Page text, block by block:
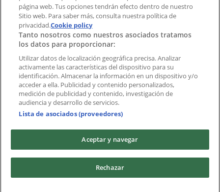
Marcas
Marcas locales
Negocios
Negocios cercanos
Productos
Productos locales
Ciudades
Descargar la APP Tiendeo
Copyright © Tiendeo ® 2026 · Shopfully Marketing S.L.U. –
Palau de Mar – 08039 Barcelona, Spain
página web. Tus opciones tendrán efecto dentro de nuestro
Sitio web. Para saber más, consulta nuestra política de
privacidad.Cookie policy
Tanto nosotros como nuestros asociados tratamos
los datos para proporcionar:
Utilizar datos de localización geográfica precisa. Analizar
activamente las características del dispositivo para su
identificación. Almacenar la información en un dispositivo y/o
acceder a ella. Publicidad y contenido personalizados,
medición de publicidad y contenido, investigación de
audiencia y desarrollo de servicios.
Lista de asociados (proveedores)
Aceptar y navegar
Rechazar